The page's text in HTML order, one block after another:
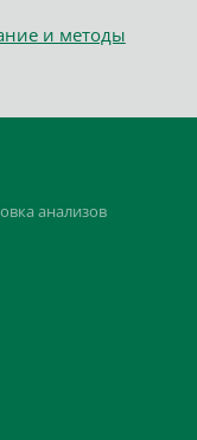
и методы
анализов